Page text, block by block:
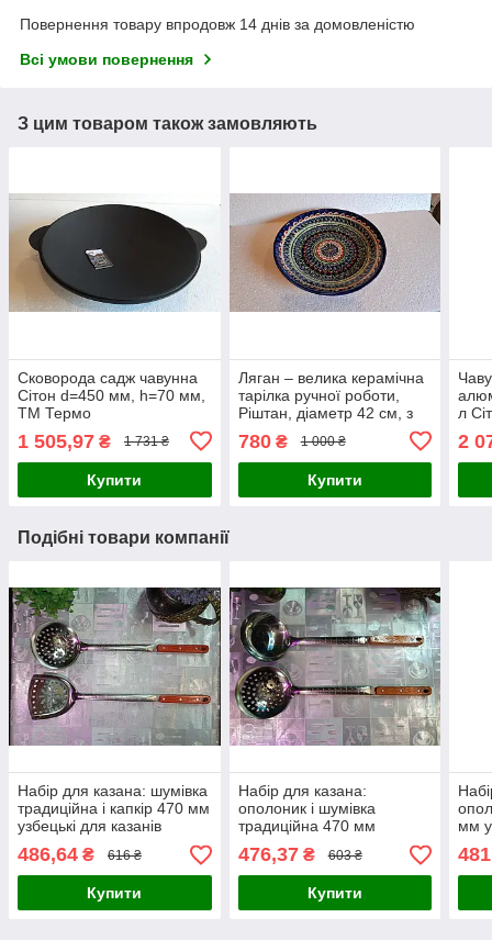
Повернення товару впродовж 14 днів за домовленістю
Всі умови повернення
З цим товаром також замовляють
Сковорода садж чавунна
Сітон d=450 мм, h=70 мм,
ТМ Термо
1 505,97 ₴ 1 731 ₴
Купити
Ляган – велика керамічна
тарілка ручної роботи,
Ріштан, діаметр 42 см, з
780₴ 1 000 ₴
Купити
л
2
Подібні товари компанії
Набір для казана: шумівка
традиційна і капкір 470 мм
узбецькі для казанів
486,64 ₴ 616 ₴
Купити
Набір для казана:
ополоник і шумівка
традиційна 470 мм
об'ємом від 8 до 22 л
476,37₴ 603 ₴
Купити
мм